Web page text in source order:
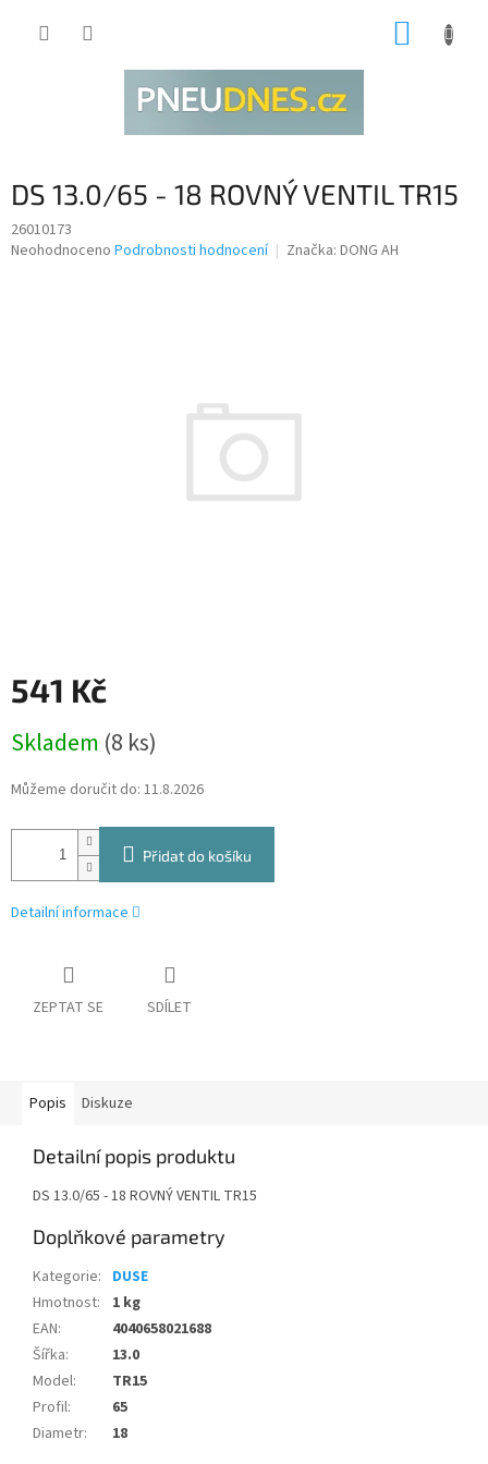
DS 13.0/65 - 18 ROVNÝ VENTIL TR15
26010173
Průměrné
Neohodnoceno Podrobnosti hodnocení Značka: DONG AH
541 Kč
cena:
Skladem (8 ks)
Můžeme doručit do: 11.8.2026
Přidat do košíku
Detailní informace
ZEPTAT SE SDÍLET
Popis Diskuze
Detailní popis produktu
DS 13.0/65 - 18 ROVNÝ VENTIL TR15
Doplňkové parametry
Kategorie: DUSE
Hmotnost:
1 kg
EAN:
4040658021688
Šířka:
13.0
Model:
TR15
Profil:
65
Diametr: 18